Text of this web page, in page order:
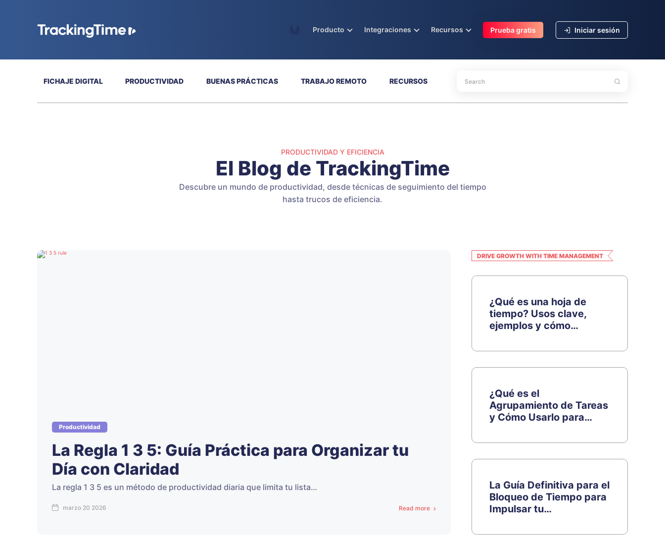
AcademyProducto Integraciones Recursos Prueba gratis Iniciar sesión
FICHAJE DIGITAL PRODUCTIVIDAD BUENAS PRÁCTICAS TRABAJO REMOTO RECURSOS
PRODUCTIVIDAD Y EFICIENCIA
El Blog de TrackingTime
Descubre un mundo de productividad, desde técnicas de seguimiento del tiempo
hasta trucos de eficiencia.
Productividad
La Regla 1 3 5: Guía Práctica para Organizar tu
Día con Claridad
La regla 1 3 5 es un método de productividad diaria que limita tu lista…
marzo 20 2026 Read more
DRIVE GROWTH WITH TIME MANAGEMENT
¿Qué es una hoja de
tiempo? Usos clave,
ejemplos y cómo
¿Qué es el
Agrupamiento de Tareas
y Cómo Usarlo para
Eficiencia?
La Guía Definitiva para el
Bloqueo de Tiempo para
Impulsar tu